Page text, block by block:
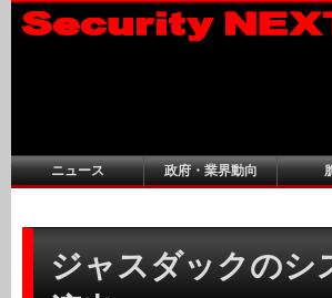
ニュース 政府・業界動向
ジャスダックのシ